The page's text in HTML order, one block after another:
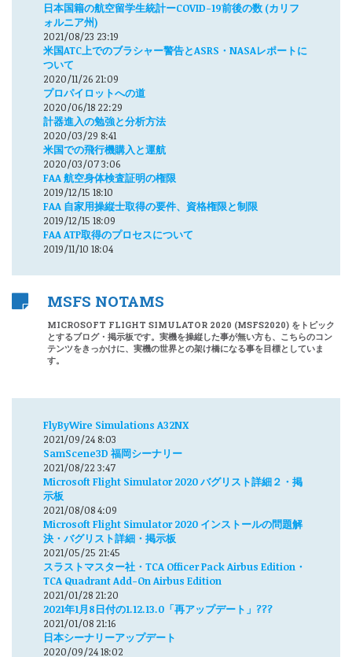
日本国籍の航空留学生統計ーCOVID-19前後の数 (カリフ
ォルニア州)
2021/08/23 23:19
米国ATC上でのブラシャー警告とASRS・NASAレポートに
ついて
2020/11/26 21:09
プロパイロットへの道
2020/06/18 22:29
計器進入の勉強と分析方法
2020/03/29 8:41
米国での飛行機購入と運航
2020/03/07 3:06
FAA 航空身体検査証明の権限
2019/12/15 18:10
FAA 自家用操縦士取得の要件、資格権限と制限
2019/12/15 18:09
FAA ATP取得のプロセスについて
2019/11/10 18:04
MSFS NOTAMS
MICROSOFT FLIGHT SIMULATOR 2020 (MSFS2020) をトピック
とするブログ・掲示板です。実機を操縦した事が無い方も、こちらのコン
テンツをきっかけに、実機の世界との架け橋になる事を目標としていま
す。
FlyByWire Simulations A32NX
2021/09/24 8:03
SamScene3D 福岡シーナリー
2021/08/22 3:47
Microsoft Flight Simulator 2020 バグリスト詳細２・掲
示板
2021/08/08 4:09
Microsoft Flight Simulator 2020 インストールの問題解
決・バグリスト詳細・掲示板
2021/05/25 21:45
スラストマスター社・TCA Officer Pack Airbus Edition・
TCA Quadrant Add-On Airbus Edition
2021/01/28 21:20
2021年1月8日付の1.12.13.0「再アップデート」???
2021/01/08 21:16
日本シーナリーアップデート
2020/09/24 18:02